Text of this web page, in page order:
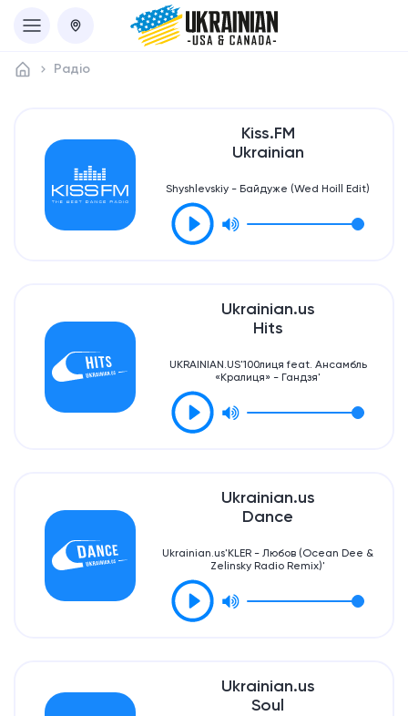
Радіо
Kiss.FM
Ukrainian
Shyshlevskiy - Байдуже (Wed Hoill Edit)
Ukrainian.us
Hits
UKRAINIAN.US'100лиця feat. Ансамбль
«Кралиця» - Гандзя'
Ukrainian.us
Dance
Ukrainian.us'KLER - Любов (Ocean Dee &
Zelinsky Radio Remix)'
Ukrainian.us
Soul